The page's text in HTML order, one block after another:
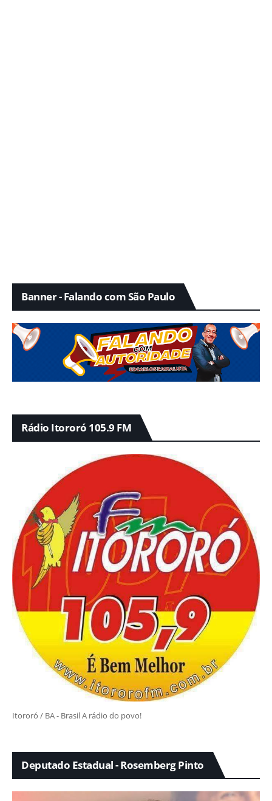
Banner - Falando com São Paulo
Rádio Itororó 105.9 FM
Itororó / BA - Brasil A rádio do povo!
Deputado Estadual - Rosemberg Pinto